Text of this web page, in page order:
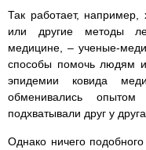
Так работает, например,
или другие методы
медицине, – ученые-
способы помочь людям
эпидемии ковида
обменивались
подхватывали друг у
Однако ничего